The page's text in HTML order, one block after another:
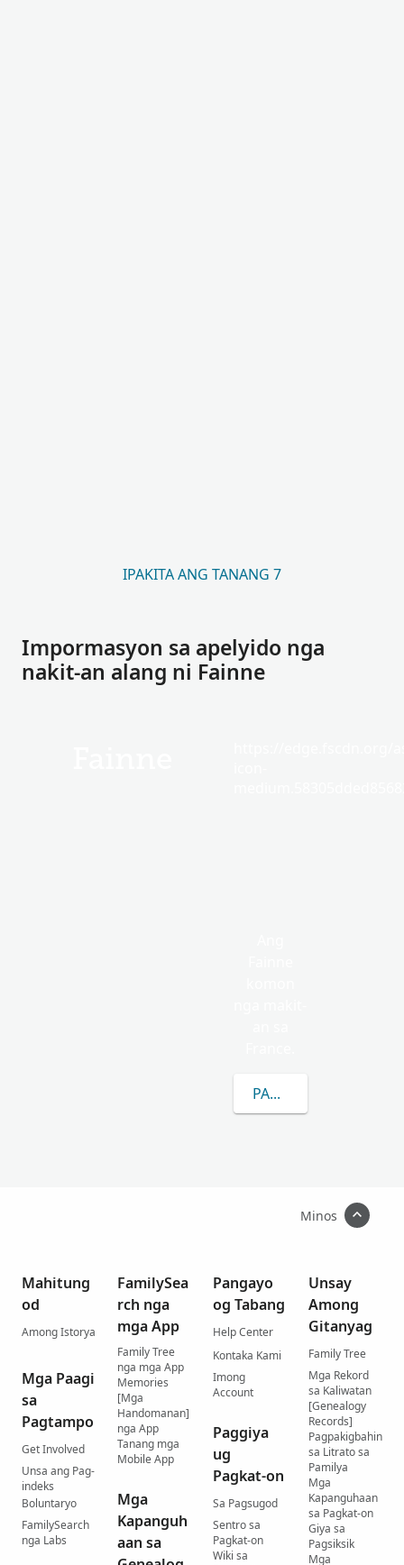
IPAKITA ANG TANANG 7
Impormasyon sa apelyido nga
nakit-an alang ni Fainne
PAGKAT-ON OG
Minos
Mahitung
od
Among Istorya
Mga Paagi
sa
Pagtampo
Get Involved
Unsa ang Pag-
indeks
Boluntaryo
FamilySearch
nga Labs
FamilySea
rch nga
mga App
Family Tree
nga mga App
Memories
[Mga
Handomanan]
nga App
Tanang mga
Mobile App
Mga
Kapanguh
aan sa
Pangayo
og Tabang
Help Center
Kontaka Kami
Imong
Account
Paggiya
ug
Pagkat-on
Sa Pagsugod
Sentro sa
Pagkat-on
Wiki sa
Unsay
Among
Gitanyag
Family Tree
Mga Rekord
sa Kaliwatan
[Genealogy
Records]
Pagpakigbahin
sa Litrato sa
Pamilya
Mga
Kapanguhaan
sa Pagkat-on
Giya sa
Pagsiksik
Mga